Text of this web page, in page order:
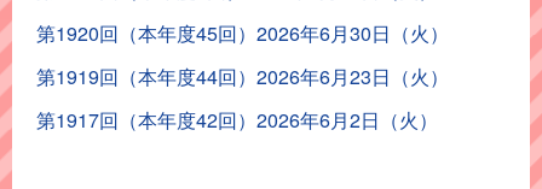
第1920回（本年度45回）2026年6月30日（火）
第1919回（本年度44回）2026年6月23日（火）
第1917回（本年度42回）2026年6月2日（火）